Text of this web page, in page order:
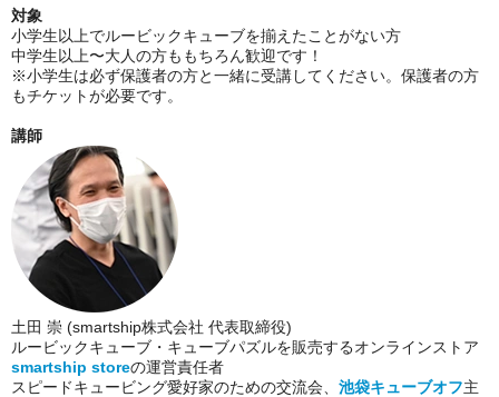
対象
小学生以上でルービックキューブを揃えたことがない方
中学生以上〜大人の方ももちろん歓迎です！
※小学生は必ず保護者の方と一緒に受講してください。保護者の方
もチケットが必要です。
講師
土田 崇 (smartship株式会社 代表取締役)
ルービックキューブ・キューブパズルを販売するオンラインストア
smartship storeの運営責任者
スピードキュービング愛好家のための交流会、 池袋キューブオフ主